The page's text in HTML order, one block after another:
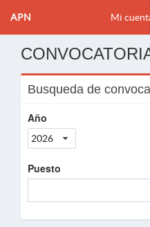
APN Mi
Busqueda de
Año
2026
Puesto